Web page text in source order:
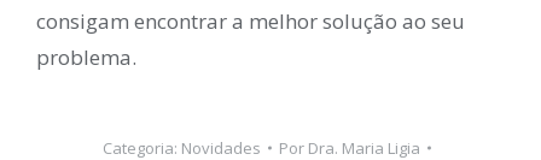
consigam encontrar a melhor solução ao seu
problema.
Categoria: Novidades Por Dra. Maria Ligia